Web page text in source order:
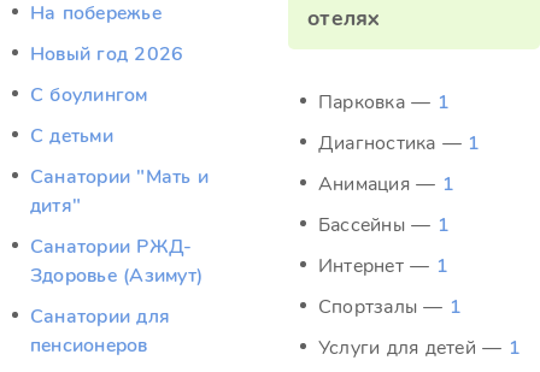
На побережье
Новый год 2026
С боулингом
С детьми
Санатории "Мать и
дитя"
Санатории РЖД-
Здоровье (Азимут)
Санатории для
пенсионеров
отелях
Парковка — 1
Диагностика — 1
Анимация — 1
Бассейны — 1
Интернет — 1
Спортзалы — 1
Услуги для детей — 1